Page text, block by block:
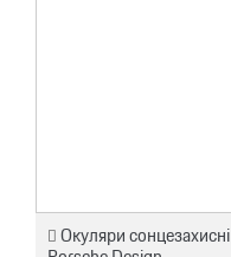
Окуляри сонцезахисні